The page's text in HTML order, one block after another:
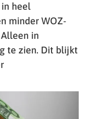
heel
minder WOZ-
in
te zien. Dit blijkt